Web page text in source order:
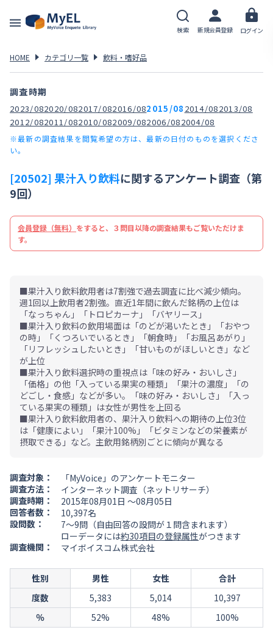
検索 新規会員登録 ログイン
HOME カテゴリ一覧 飲料・嗜好品
調査時期
2023/082020/082017/082016/082015/08 2014/082013/08
2012/082011/082010/082009/082006/082004/08
※最新の調査結果を閲覧希望の方は、最新の日付のものを選択くださ
い。
[20502] 果汁入り飲料に関するアンケート調査（第
9回）
会員登録（無料） をすると、３問目以降の調査結果もご覧いただけま
す。
■果汁入り飲料飲用者は7割強で過去調査に比べ減少傾向。
週1回以上飲用者2割強。直近1年間に飲んだ銘柄の上位は
「なっちゃん」「トロピカーナ」「バヤリース」
■果汁入り飲料の飲用場面は「のどが渇いたとき」「おやつ
の時」「くつろいでいるとき」「朝食時」「お風呂あがり」
「リフレッシュしたいとき」「甘いものがほしいとき」など
が上位
■果汁入り飲料選択時の重視点は「味の好み・おいしさ」
「価格」の他「入っている果実の種類」「果汁の濃度」「の
どごし・食感」などが多い。「味の好み・おいしさ」「入っ
ている果実の種類」は女性が男性を上回る
■果汁入り飲料飲用者の、果汁入り飲料への期待の上位3位
は「健康によい」「果汁100%」「ビタミンなどの栄養素が
摂取できる」など。主飲用銘柄別ごとに傾向が異なる
調査対象：
「MyVoice」のアンケートモニター
調査方法：
インターネット調査（ネットリサーチ）
調査時期：
2015年08月01日 ～08月05日
回答者数：
10,397名
設問数：
7～9問（自由回答の設問が１問含まれます）
ローデータには約30項目の登録属性がつきます
調査機関：
マイボイスコム株式会社
性別 男性 女性
合計
度数
5,383 5,014
10,397
％
52% 48% 100%